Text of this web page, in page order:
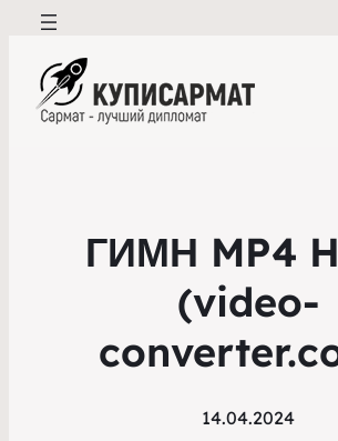
ГИМН MP4
(video-
14.04.2024